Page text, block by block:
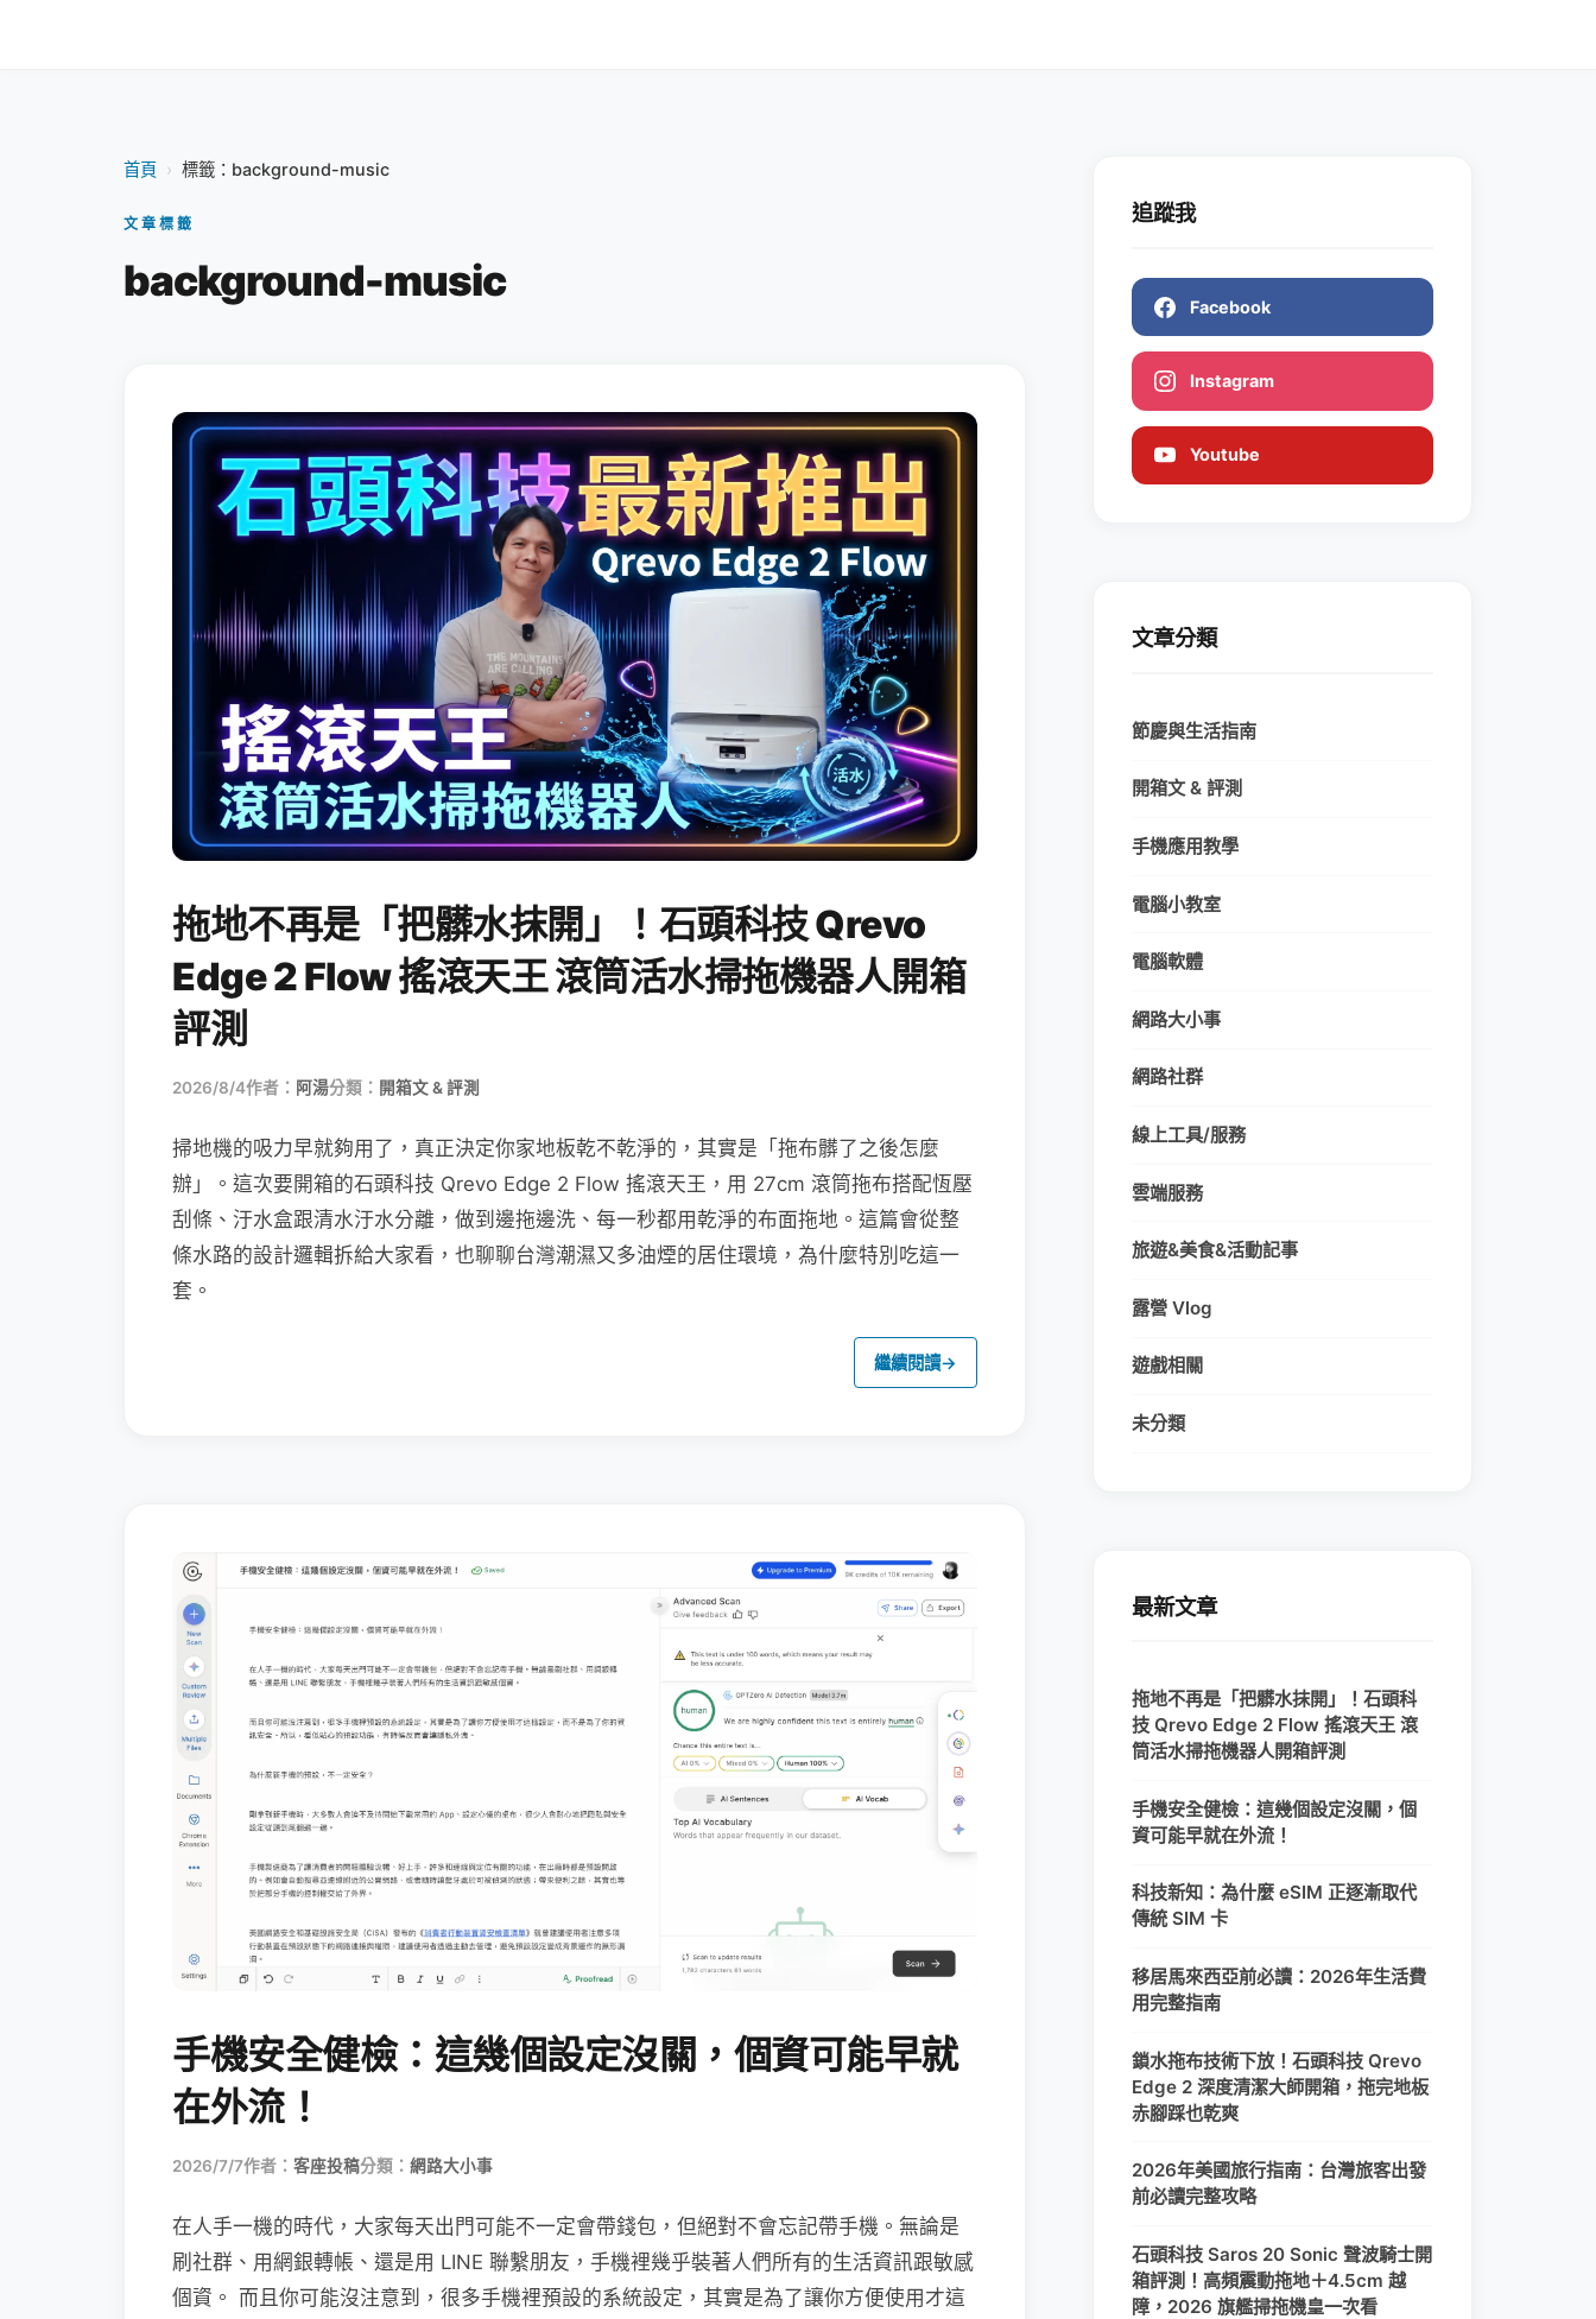
首頁 › 標籤：background-music
文章標籤
background-music
拖地不再是「把髒水抹開」！石頭科技 Qrevo
Edge 2 Flow 搖滾天王 滾筒活水掃拖機器人開箱
評測
2026/8/4作者： 阿湯分類： 開箱文 & 評測
掃地機的吸力早就夠用了，真正決定你家地板乾不乾淨的，其實是「拖布髒了之後怎麼
辦」。這次要開箱的石頭科技 Qrevo Edge 2 Flow 搖滾天王，用 27cm 滾筒拖布搭配恆壓
刮條、汙水盒跟清水汙水分離，做到邊拖邊洗、每一秒都用乾淨的布面拖地。這篇會從整
條水路的設計邏輯拆給大家看，也聊聊台灣潮濕又多油煙的居住環境，為什麼特別吃這一
套。
繼續閱讀→
手機安全健檢：這幾個設定沒關，個資可能早就
在外流！
2026/7/7作者： 客座投稿分類： 網路大小事
在人手一機的時代，大家每天出門可能不一定會帶錢包，但絕對不會忘記帶手機。無論是
刷社群、用網銀轉帳、還是用 LINE 聯繫朋友，手機裡幾乎裝著人們所有的生活資訊跟敏感
個資。 而且你可能沒注意到，很多手機裡預設的系統設定，其實是為了讓你方便使用才這
追蹤我
Facebook
Instagram
Youtube
文章分類
節慶與生活指南
開箱文 & 評測
手機應用教學
電腦小教室
電腦軟體
網路大小事
網路社群
線上工具/服務
雲端服務
旅遊&美食&活動記事
露營 Vlog
遊戲相關
未分類
最新文章
拖地不再是「把髒水抹開」！石頭科
技 Qrevo Edge 2 Flow 搖滾天王 滾
筒活水掃拖機器人開箱評測
手機安全健檢：這幾個設定沒關，個
資可能早就在外流！
科技新知：為什麼 eSIM 正逐漸取代
傳統 SIM 卡
移居馬來西亞前必讀：2026年生活費
用完整指南
鎖水拖布技術下放！石頭科技 Qrevo
Edge 2 深度清潔大師開箱，拖完地板
赤腳踩也乾爽
2026年美國旅行指南：台灣旅客出發
前必讀完整攻略
石頭科技 Saros 20 Sonic 聲波騎士開
箱評測！高頻震動拖地＋4.5cm 越
障，2026 旗艦掃拖機皇一次看